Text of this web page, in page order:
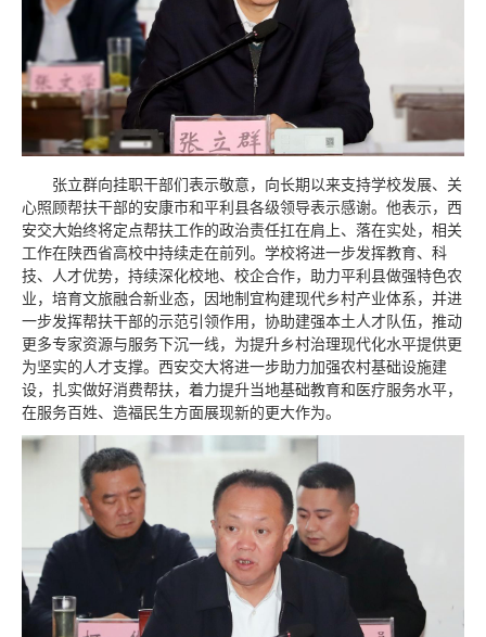
张立群向挂职干部们表示敬意，向长期以来支持学校发展、关
心照顾帮扶干部的安康市和平利县各级领导表示感谢。他表示，西
安交大始终将定点帮扶工作的政治责任扛在肩上、落在实处，相关
工作在陕西省高校中持续走在前列。学校将进一步发挥教育、科
技、人才优势，持续深化校地、校企合作，助力平利县做强特色农
业，培育文旅融合新业态，因地制宜构建现代乡村产业体系，并进
一步发挥帮扶干部的示范引领作用，协助建强本土人才队伍，推动
更多专家资源与服务下沉一线，为提升乡村治理现代化水平提供更
为坚实的人才支撑。西安交大将进一步助力加强农村基础设施建
设，扎实做好消费帮扶，着力提升当地基础教育和医疗服务水平，
在服务百姓、造福民生方面展现新的更大作为。